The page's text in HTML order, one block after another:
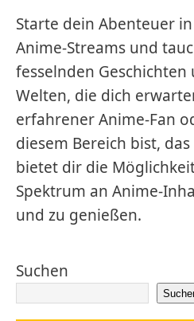
Starte dein Abenteuer
Anime-Streams und
fesselnden
Welten, die dich
erfahrener Anime-Fan
diesem Bereich bist,
bietet dir die
Spektrum an Anime-
und zu genießen.
Suchen